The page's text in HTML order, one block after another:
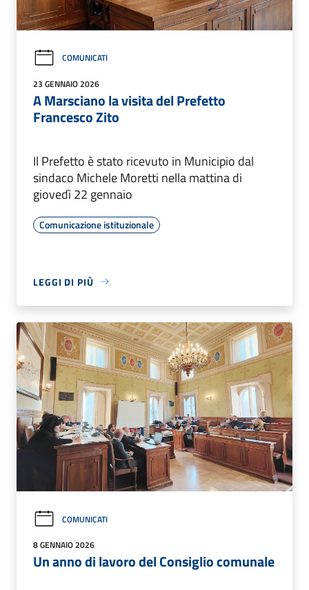
COMUNICATI
23 GENNAIO 2026
A Marsciano la visita del Prefetto
Francesco Zito
Il Prefetto è stato ricevuto in Municipio dal
sindaco Michele Moretti nella mattina di
giovedì 22 gennaio
Comunicazione istituzionale
LEGGI DI PIÙ
COMUNICATI
8 GENNAIO 2026
Un anno di lavoro del Consiglio comunale